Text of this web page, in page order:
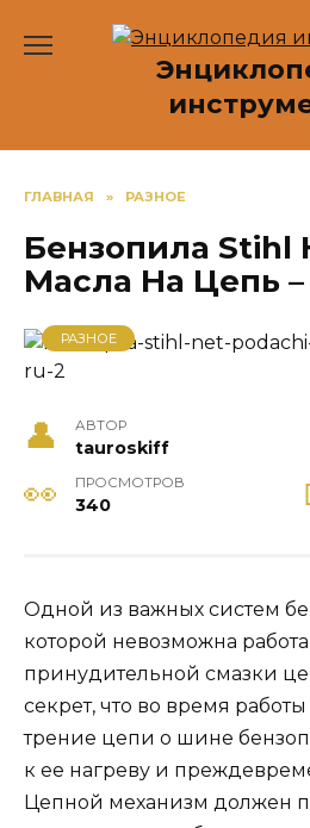
ГЛАВНАЯ » РАЗНОЕ
Бензопила Stihl
Масла На Цепь –
РАЗНОЕ
АВТОР
tauroskiff
ПРОСМОТРОВ
340
Одной из важных систем
которой невозможна
принудительной смазки
секрет, что во время
трение цепи о шине
к ее нагреву и
Цепной механизм должен